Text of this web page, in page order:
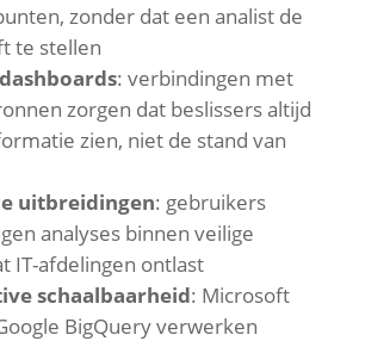
zonder dat een analist de
te stellen
: verbindingen met
zorgen dat beslissers altijd
zien, niet de stand van
uitbreidingen: gebruikers
analyses binnen veilige
IT-afdelingen ontlast
schaalbaarheid: Microsoft
BigQuery verwerken